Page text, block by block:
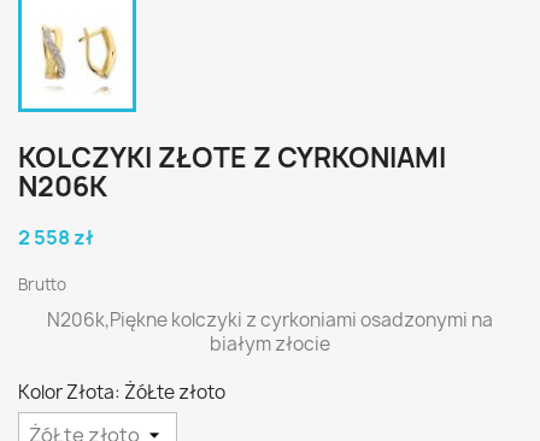
KOLCZYKI ZŁOTE Z CYRKONIAMI
N206K
2 558 zł
Brutto
N206k,Piękne kolczyki z cyrkoniami osadzonymi na
białym złocie
Kolor Złota: ŻóŁte złoto